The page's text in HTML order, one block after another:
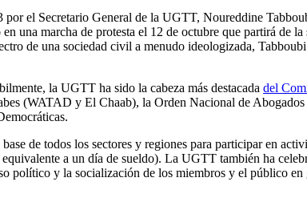
por el Secretario General de la UGTT, Noureddine
una marcha de protesta el 12 de octubre que partirá de
de una sociedad civil a menudo ideologizada,
la UGTT ha sido la cabeza más destacada del
(WATAD y El Chaab), la Orden Nacional de
de todos los sectores y regiones para participar en
a un día de sueldo). La UGTT también ha
político y la socialización de los miembros y el público